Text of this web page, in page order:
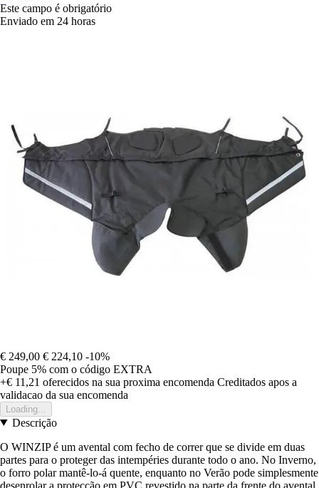
Este campo é obrigatório
Enviado em 24 horas
€ 249,00 € 224,10 -10%
Poupe 5% com o código EXTRA
+€ 11,21 oferecidos na sua proxima encomenda Creditados apos a
validacao da sua encomenda
Loading...
Descrição
O WINZIP é um avental com fecho de correr que se divide em duas
partes para o proteger das intempéries durante todo o ano. No Inverno,
o forro polar mantê-lo-á quente, enquanto no Verão pode simplesmente
desenrolar a protecção em PVC revestido na parte da frente do avental